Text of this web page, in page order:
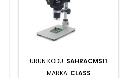
ÜRÜN KODU: SAHRACMS11
MARKA: CLASS